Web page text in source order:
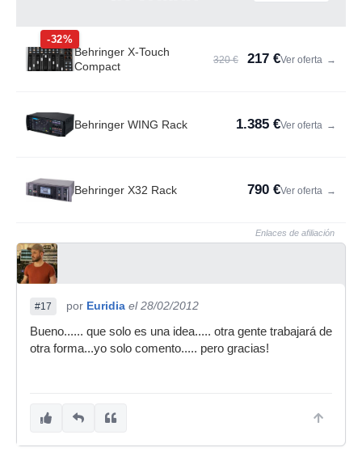
-32%
Behringer X-Touch
Compact
320 € 217 €Ver oferta →
Behringer WING Rack 1.385 €Ver oferta →
Behringer X32 Rack 790 €Ver oferta →
Enlaces de afiliación
#17 por Euridia el 28/02/2012
Bueno...... que solo es una idea..... otra gente trabajará de
otra forma...yo solo comento..... pero gracias!